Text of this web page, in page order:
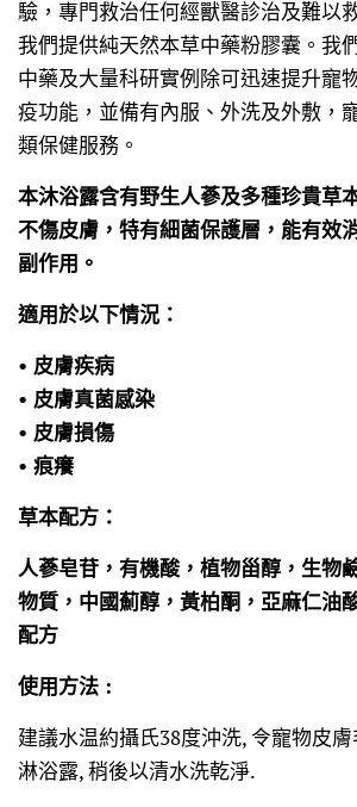
驗，專門救治任何經獸醫診治及難以
我們提供純天然本草中藥粉膠囊。我
中藥及大量科研實例除可迅速提升寵
疫功能，並備有內服、外洗及外敷，
類保健服務。
本沐浴露含有野生人蔘及多種珍貴草
不傷皮膚，特有細菌保護層，能有效
副作用。
適用於以下情況：
• 皮膚疾病
• 皮膚真菌感染
• 皮膚損傷
• 痕癢
草本配方：
人蔘皂苷，有機酸，植物甾醇，生物
物質，中國薊醇，黃柏酮，亞麻仁油
配方
使用方法 :
建議水温約攝氏38度沖洗, 令寵物皮
淋浴露, 稍後以清水洗乾淨.